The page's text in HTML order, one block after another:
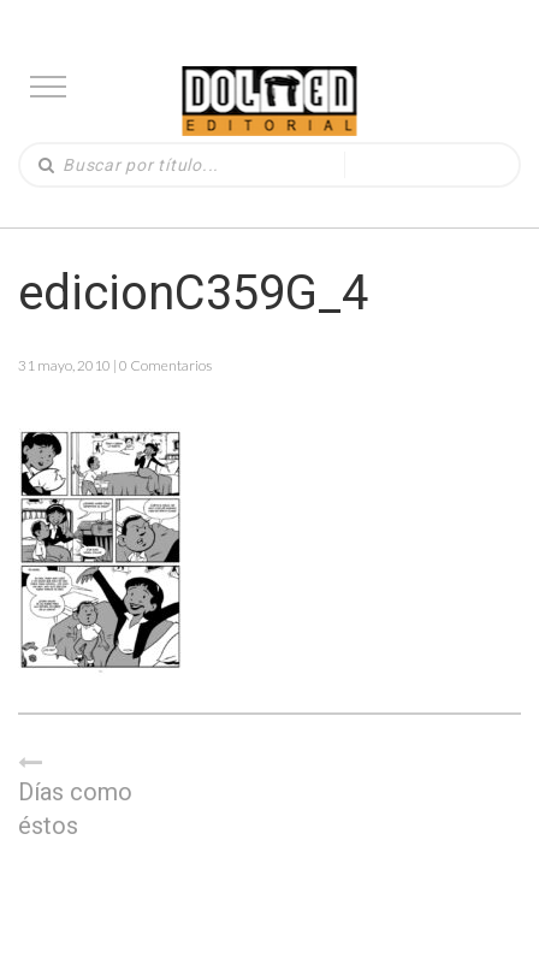
edicionC359G_4
31 mayo, 2010 | 0 Comentarios
Días como
éstos